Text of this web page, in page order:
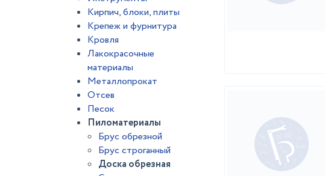
Кирпич, блоки, плиты
Крепеж и фурнитура
Кровля
Лакокрасочные
материалы
Металлопрокат
Отсев
Песок
Пиломатериалы
Брус обрезной
Брус строганный
Доска обрезная